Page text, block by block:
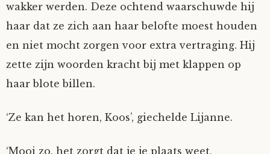
wakker werden. Deze ochtend waarschuwde hij
haar dat ze zich aan haar belofte moest houden
en niet mocht zorgen voor extra vertraging. Hij
zette zijn woorden kracht bij met klappen op
haar blote billen.
‘Ze kan het horen, Koos’, giechelde Lijanne.
‘Mooi zo, het zorgt dat je je plaats weet,